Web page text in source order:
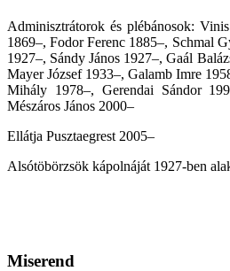
Adminisztrátorok és plébánosok:
1869–, Fodor Ferenc 1885–, Schmal
1927–, Sándy János 1927–, Gaál
Mayer József 1933–, Galamb Imre
Mihály 1978–, Gerendai Sándor
Mészáros János 2000–
Ellátja Pusztaegrest 2005–
Alsótöbörzsök kápolnáját 1927-ben
Miserend